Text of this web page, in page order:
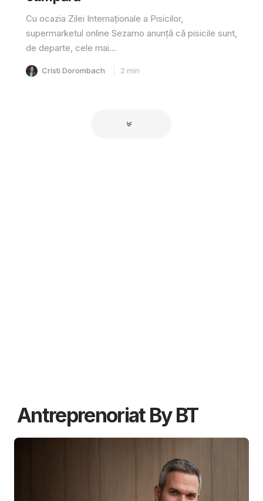
Cu ocazia Zilei Internaționale a Pisicilor,
supermarketul online Sezamo anunță că pisicile sunt,
de departe, cele mai...
Cristi Dorombach 2 min
Antreprenoriat By BT